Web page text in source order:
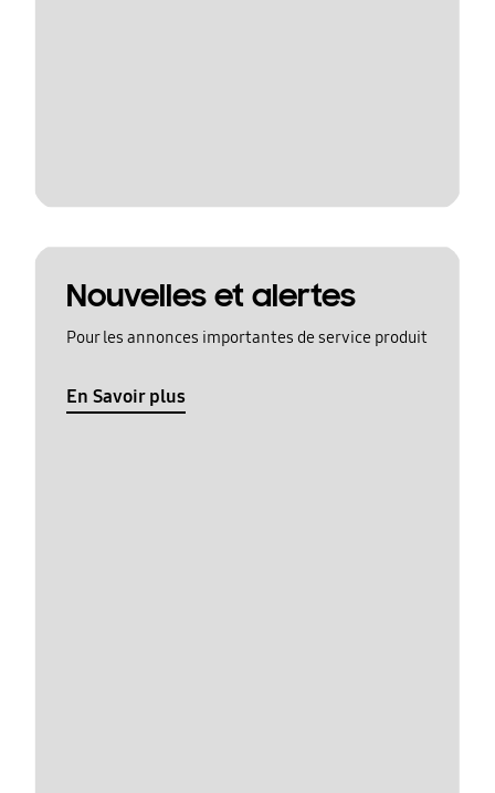
Nouvelles et alertes
Pour les annonces importantes de service produit
En Savoir plus